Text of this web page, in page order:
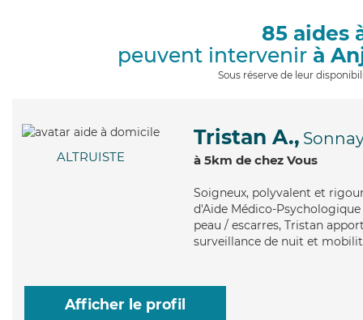
85 aides
peuvent intervenir à
Sous réserve de leur
ALTRUISTE
Tristan A.,
à 5km de chez Vous
Soigneux, polyvalent et
d'Aide Médico-
peau / escarres, Tristan
surveillance de nuit et
Afficher le profil